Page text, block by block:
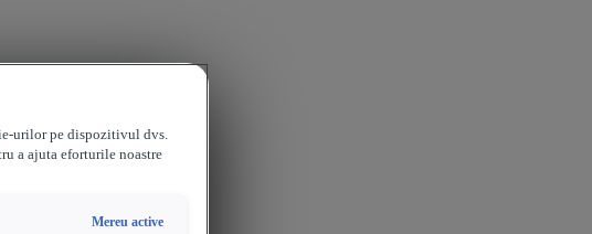
urilor pe dispozitivul dvs.
a ajuta eforturile noastre
Mereu active